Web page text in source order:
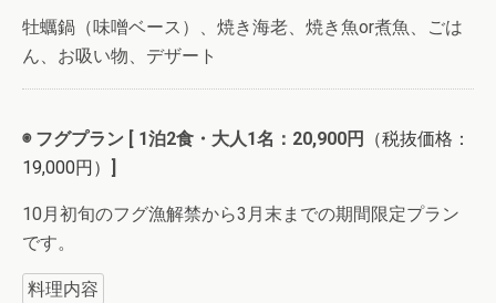
牡蠣鍋（味噌ベース）、焼き海老、焼き魚or煮魚、ごは
ん、お吸い物、デザート
◉ フグプラン [ 1泊2食・大人1名：20,900円
（税抜価格：
19,000円）
10月初旬のフグ漁解禁から3月 末までの期間限定プラン
です。
料理内容